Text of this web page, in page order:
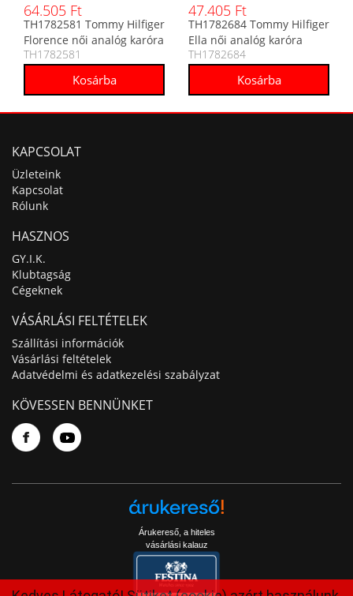
64.505 Ft
TH1782581 Tommy Hilfiger
Florence női analóg karóra
TH1782581
47.405 Ft
TH1782684 Tommy Hilfiger
Ella női analóg karóra
TH1782684
KAPCSOLAT
Üzleteink
Kapcsolat
Rólunk
HASZNOS
GY.I.K.
Klubtagság
Cégeknek
VÁSÁRLÁSI FELTÉTELEK
Szállítási információk
Vásárlási feltételek
Adatvédelmi és adatkezelési szabályzat
KÖVESSEN BENNÜNKET
Árukereső, a hiteles
vásárlási kalauz